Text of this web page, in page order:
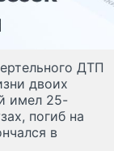
ДТП
двоих
имел 25-
погиб на
в